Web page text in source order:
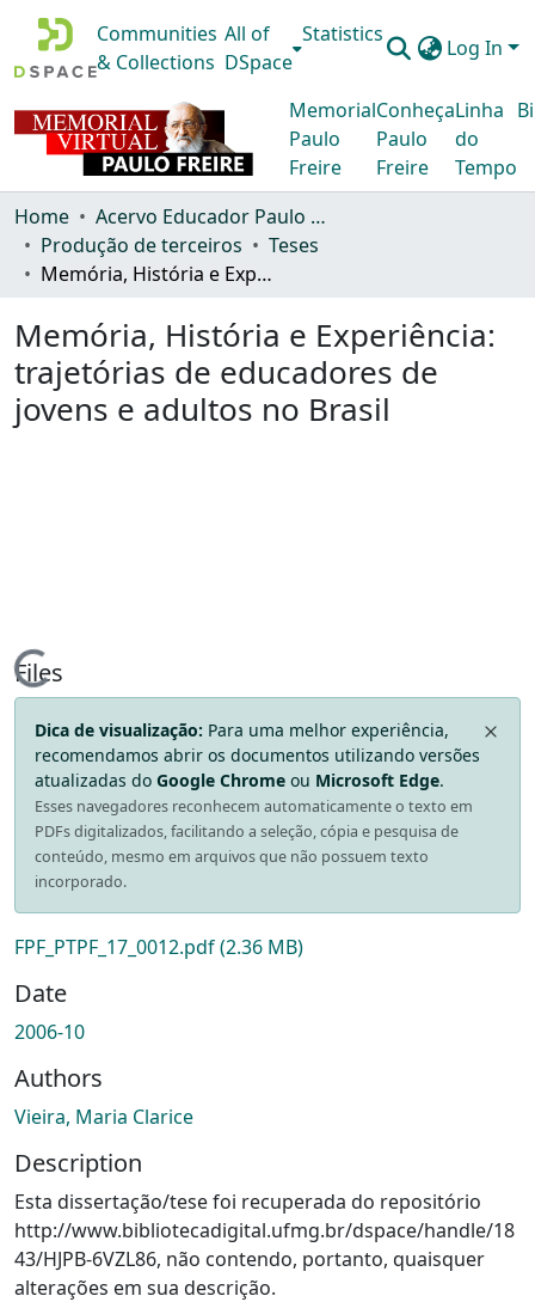
Communities
& Collections
All of
DSpace
Statistics
Log In
Memorial
Paulo
Freire
Conheça
Paulo
Freire
Linha
do
Tempo
Home
Acervo Educador Paulo Freire
Produção de terceiros
Teses
Memória, História e Experiência: trajetórias de educadores de jovens e adultos no Brasil
Memória, História e Experiência:
trajetórias de educadores de
jovens e adultos no Brasil
Loading...
Files
Dica de visualização: Para uma melhor experiência,
recomendamos abrir os documentos utilizando versões
atualizadas do Google Chrome ou Microsoft Edge.
Esses navegadores reconhecem automaticamente o texto em
PDFs digitalizados, facilitando a seleção, cópia e pesquisa de
conteúdo, mesmo em arquivos que não possuem texto
incorporado.
FPF_PTPF_17_0012.pdf(2.36 MB)
Date
2006-10
Authors
Vieira, Maria Clarice
Description
Esta dissertação/tese foi recuperada do repositório
http://www.bibliotecadigital.ufmg.br/dspace/handle/18
43/HJPB-6VZL86, não contendo, portanto, quaisquer
alterações em sua descrição.